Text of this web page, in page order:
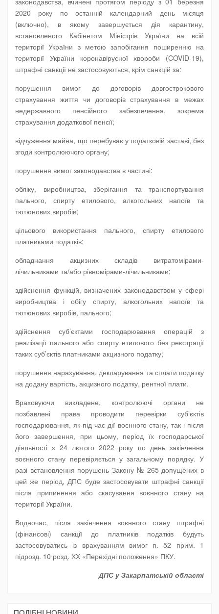
2020 року по останній календарний день місяця
(включно), в якому завершується дія карантину,
встановленого Кабінетом Міністрів України на всій
території України з метою запобігання поширенню на
території України коронавірусної хвороби (COVID-19),
штрафні санкції не застосовуються, крім санкцій за:
порушення вимог до договорів довгострокового
страхування життя чи договорів страхування в межах
недержавного пенсійного забезпечення, зокрема
страхування додаткової пенсії;
відчуження майна, що перебуває у податковій заставі, без
згоди контролюючого органу;
порушення вимог законодавства в частині:
обліку, виробництва, зберігання та транспортування
пального, спирту етилового, алкогольних напоїв та
тютюнових виробів;
цільового використання пального, спирту етилового
платниками податків;
обладнання акцизних складів витратомірами-
лічильниками та/або рівномірами-лічильниками;
здійснення функцій, визначених законодавством у сфері
виробництва і обігу спирту, алкогольних напоїв та
тютюнових виробів, пального;
здійснення суб’єктами господарювання операцій з
реалізації пального або спирту етилового без реєстрації
таких суб’єктів платниками акцизного податку;
порушення нарахування, декларування та сплати податку
на додану вартість, акцизного податку, рентної плати.
Враховуючи викладене, контролюючі органи не
позбавлені права проводити перевірки суб’єктів
господарювання, як під час дії воєнного стану, так і після
його завершення, при цьому, період їх господарської
діяльності з 24 лютого 2022 року по день закінчення
воєнного стану перевіряється у загальному порядку. У
разі встановлення порушень Закону № 265 допущених в
цей же період, ДПС буде застосовувати штрафні санкції
після припинення або скасування воєнного стану на
території України.
Водночас, після закінчення воєнного стану штрафні
(фінансові) санкції до платників податків будуть
застосовуватись із врахуванням вимог п. 52 прим. 1
підрозд. 10 розд. ХХ «Перехідні положення» ПКУ.
ДПС у Закарпатській області